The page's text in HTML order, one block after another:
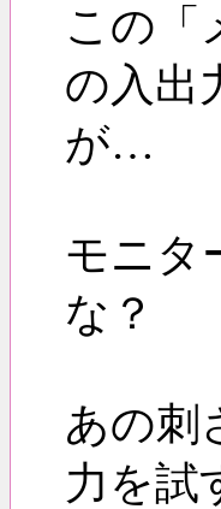
この「
の入出
が…
モニタ
な？
あの刺
力を試